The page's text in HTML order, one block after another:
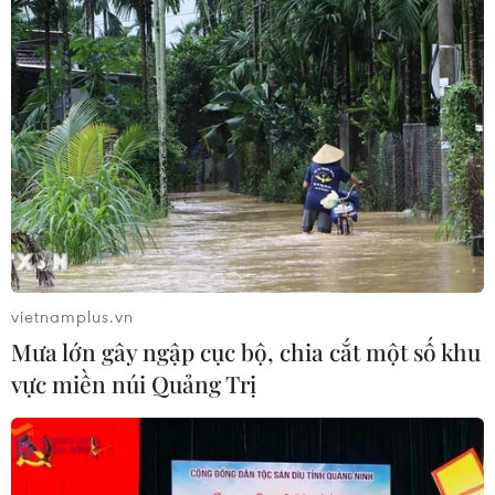
Quan hệ đặc biệt Việt Nam-Lào sẽ
mãi phát triển đi vào chiều sâu
20/07/2026 10:02
Xem thêm
CƠ QUAN CHỦ QUẢN: THÔNG TẤN XÃ VIỆT NAM
Tổng Biên tập: TRẦN TIẾN DUẨN
Phó Tổng Biên tập: NGUYỄN THỊ TÁM, KHÚC THANH
vietnamplus.vn
Mưa lớn gây ngập cục bộ, chia cắt một số khu
vực miền núi Quảng Trị